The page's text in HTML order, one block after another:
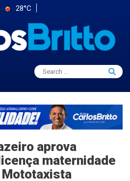
28°C
Search
for:
Search
aprova
maternidade
Mototaxista